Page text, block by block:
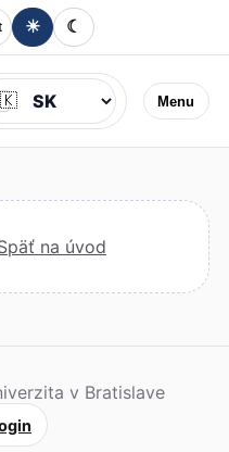
☀ ☾
Menu
Jazyk
na úvod
v Bratislave